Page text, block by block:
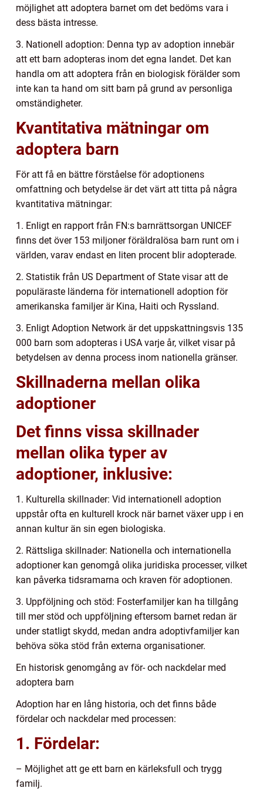
möjlighet att adoptera barnet om det bedöms vara i
dess bästa intresse.
3. Nationell adoption: Denna typ av adoption innebär
att ett barn adopteras inom det egna landet. Det kan
handla om att adoptera från en biologisk förälder som
inte kan ta hand om sitt barn på grund av personliga
omständigheter.
Kvantitativa mätningar om
adoptera barn
För att få en bättre förståelse för adoptionens
omfattning och betydelse är det värt att titta på några
kvantitativa mätningar:
1. Enligt en rapport från FN:s barnrättsorgan UNICEF
finns det över 153 miljoner föräldralösa barn runt om i
världen, varav endast en liten procent blir adopterade.
2. Statistik från US Department of State visar att de
populäraste länderna för internationell adoption för
amerikanska familjer är Kina, Haiti och Ryssland.
3. Enligt Adoption Network är det uppskattningsvis 135
000 barn som adopteras i USA varje år, vilket visar på
betydelsen av denna process inom nationella gränser.
Skillnaderna mellan olika
adoptioner
Det finns vissa skillnader
mellan olika typer av
adoptioner, inklusive:
1. Kulturella skillnader: Vid internationell adoption
uppstår ofta en kulturell krock när barnet växer upp i en
annan kultur än sin egen biologiska.
2. Rättsliga skillnader: Nationella och internationella
adoptioner kan genomgå olika juridiska processer, vilket
kan påverka tidsramarna och kraven för adoptionen.
3. Uppföljning och stöd: Fosterfamiljer kan ha tillgång
till mer stöd och uppföljning eftersom barnet redan är
under statligt skydd, medan andra adoptivfamiljer kan
behöva söka stöd från externa organisationer.
En historisk genomgång av för- och nackdelar med
adoptera barn
Adoption har en lång historia, och det finns både
fördelar och nackdelar med processen:
1. Fördelar:
– Möjlighet att ge ett barn en kärleksfull och trygg
familj.